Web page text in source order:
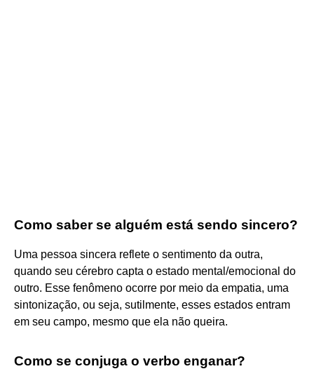
Como saber se alguém está sendo sincero?
Uma pessoa sincera reflete o sentimento da outra,
quando seu cérebro capta o estado mental/emocional do
outro. Esse fenômeno ocorre por meio da empatia, uma
sintonização, ou seja, sutilmente, esses estados entram
em seu campo, mesmo que ela não queira.
Como se conjuga o verbo enganar?